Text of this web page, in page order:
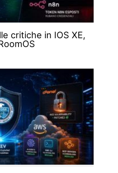
critiche in IOS XE,